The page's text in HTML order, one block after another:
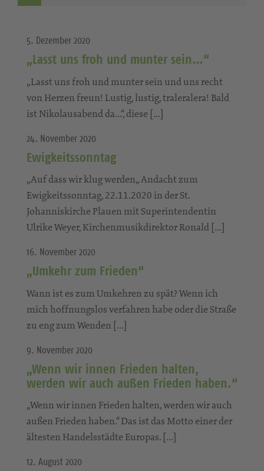
5. Dezember 2020
„Lasst uns froh und munter sein…“
„Lasst uns froh und munter sein und uns recht
von Herzen freun! Lustig, lustig, traleralera! Bald
ist Nikolausabend da…“, diese […]
24. November 2020
Ewigkeitssonntag
„Auf dass wir klug werden„ Andacht zum
Ewigkeitssonntag, 22.11.2020 in der St.
Johanniskirche Plauen mit Superintendentin
Ulrike Weyer, Kirchenmusikdirektor Ronald […]
16. November 2020
„Umkehr zum Frieden“
Wann ist es zum Umkehren zu spät? Wenn ich
mich hoffnungslos verfahren habe oder die Straße
zu eng zum Wenden […]
9. November 2020
„Wenn wir innen Frieden halten,
werden wir auch außen Frieden haben.“
„Wenn wir innen Frieden halten, werden wir auch
außen Frieden haben.“ Das ist das Motto einer der
ältesten Handelsstädte Europas. […]
12. August 2020